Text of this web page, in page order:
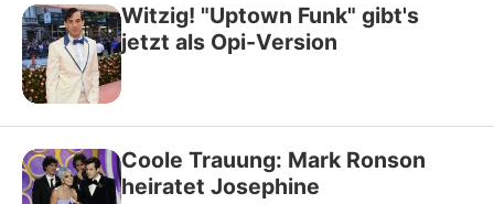
Witzig! "Uptown Funk" gibt's
jetzt als Opi-Version
Coole Trauung: Mark Ronson
heiratet Josephine